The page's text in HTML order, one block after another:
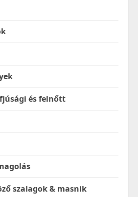
és felnőtt
szalagok & masnik